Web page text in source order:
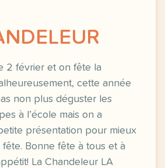
2 février et on fête la
cette année
non plus déguster les
à l’école mais on a
présentation pour mieux
Bonne fête à tous et à
La Chandeleur LA